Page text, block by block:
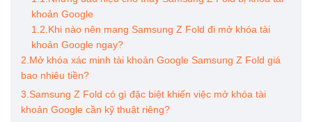
khoản Google
1.2.Khi nào nên mang Samsung Z Fold đi mở khóa tài
khoản Google ngay?
2.Mở khóa xác minh tài khoản Google Samsung Z Fold giá
bao nhiêu tiền?
3.Samsung Z Fold có gì đặc biệt khiến việc mở khóa tài
khoản Google cần kỹ thuật riêng?